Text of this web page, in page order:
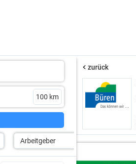
Arbeitgeber
zurück